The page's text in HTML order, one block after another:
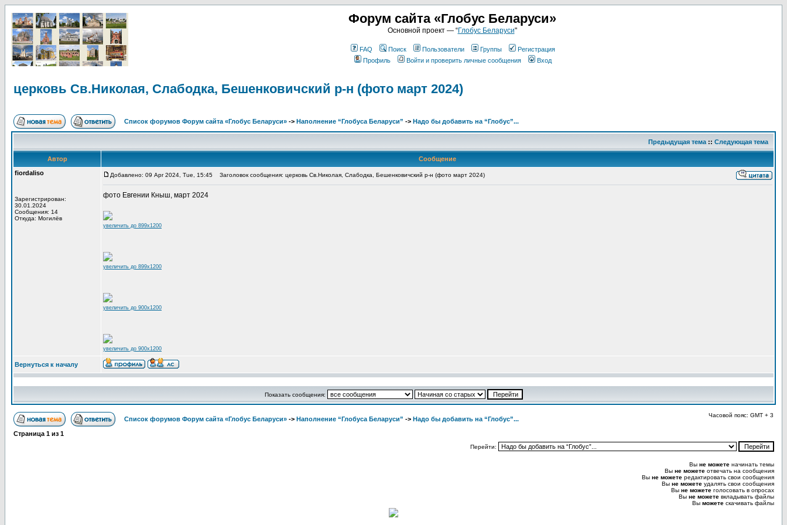
Форум сайта «Глобус Беларуси»
Основной проект — “Глобус Беларуси"
FAQ Поиск Пользователи Группы
Регистрация
Профиль
Войти и проверить личные сообщения Вход
церковь Св.Николая, Слабодка, Бешенковичский р-н (фото март 2024)
Список форумов Форум сайта «Глобус Беларуси» -> Наполнение “Глобуса Беларуси” -> Надо бы добавить на “Глобус”...
Предыдущая тема :: Следующая тема
Автор
Сообщение
fiordaliso
Зарегистрирован:
30.01.2024
Сообщения: 14
Откуда: Могилёв
Добавлено: 09 Apr 2024, Tue, 15:45 Заголовок сообщения: церковь Св.Николая, Слабодка, Бешенковичский р-н (фото март 2024)
фото Евгении Кныш, март 2024
увеличить до 899x1200
увеличить до 899x1200
увеличить до 900x1200
увеличить до 900x1200
Вернуться к началу
Показать сообщения:
Список форумов Форум сайта «Глобус Беларуси» -> Наполнение “Глобуса Беларуси” -> Надо бы добавить на “Глобус”...
Часовой пояс: GMT + 3
Страница 1 из 1
Перейти:
Вы не можете начинать темы
Вы не можете отвечать на сообщения
Вы не можете редактировать свои сообщения
Вы не можете удалять свои сообщения
Вы не можете голосовать в опросах
Вы не можете вкладывать файлы
Вы можете скачивать файлы